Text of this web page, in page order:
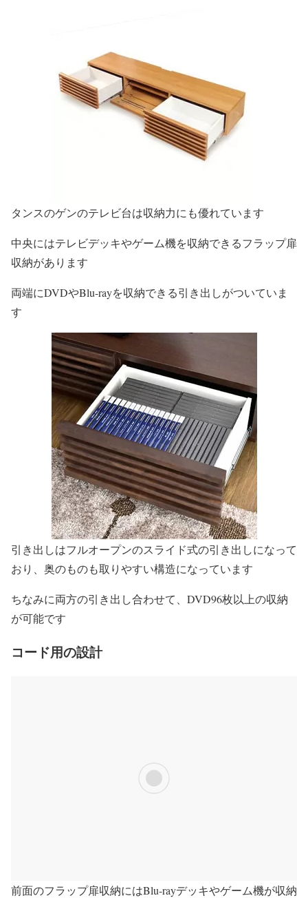
タンスのゲンのテレビ台は収納力にも優れています
中央にはテレビデッキやゲーム機を収納できるフラップ扉
収納があります
両端にDVDやBlu-rayを収納できる引き出しがついていま
す
引き出しはフルオープンのスライド式の引き出しになって
おり、奥のものも取りやすい構造になっています
ちなみに両方の引き出し合わせて、DVD96枚以上の収納
が可能です
コード用の設計
前面のフラップ扉収納にはBlu-rayデッキやゲーム機が収納